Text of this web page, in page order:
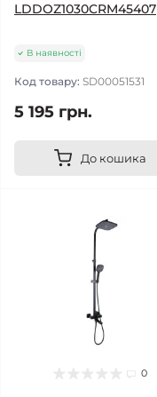
LDDOZ1030CRM45407
В наявності
Код товару: SD00051531
5 195 грн.
До кошика
0